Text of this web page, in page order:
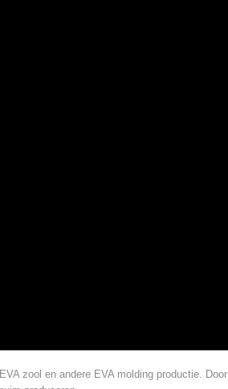
zool en andere EVA molding productie. Door